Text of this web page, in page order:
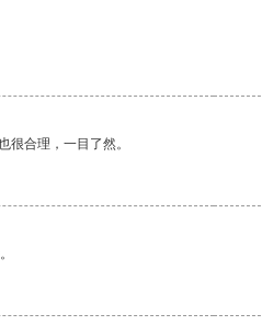
很合理，一目了然。